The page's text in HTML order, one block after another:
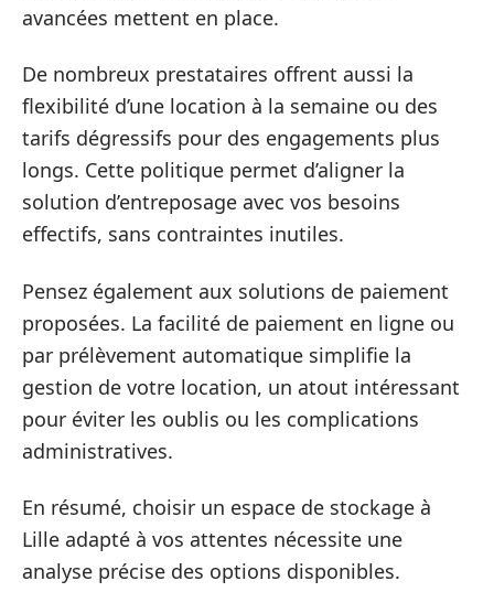
avancées mettent en place.
De nombreux prestataires offrent aussi la
flexibilité d’une location à la semaine ou des
tarifs dégressifs pour des engagements plus
longs. Cette politique permet d’aligner la
solution d’entreposage avec vos besoins
effectifs, sans contraintes inutiles.
Pensez également aux solutions de paiement
proposées. La facilité de paiement en ligne ou
par prélèvement automatique simplifie la
gestion de votre location, un atout intéressant
pour éviter les oublis ou les complications
administratives.
En résumé, choisir un espace de stockage à
Lille adapté à vos attentes nécessite une
analyse précise des options disponibles.